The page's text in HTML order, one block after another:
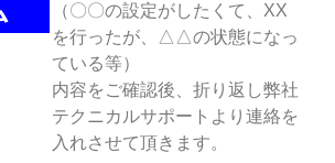
（〇〇の設定がしたくて、XX
を行ったが、△△の状態になっ
ている等）
内容をご確認後、折り返し弊社
テクニカルサポートより連絡を
入れさせて頂きます。